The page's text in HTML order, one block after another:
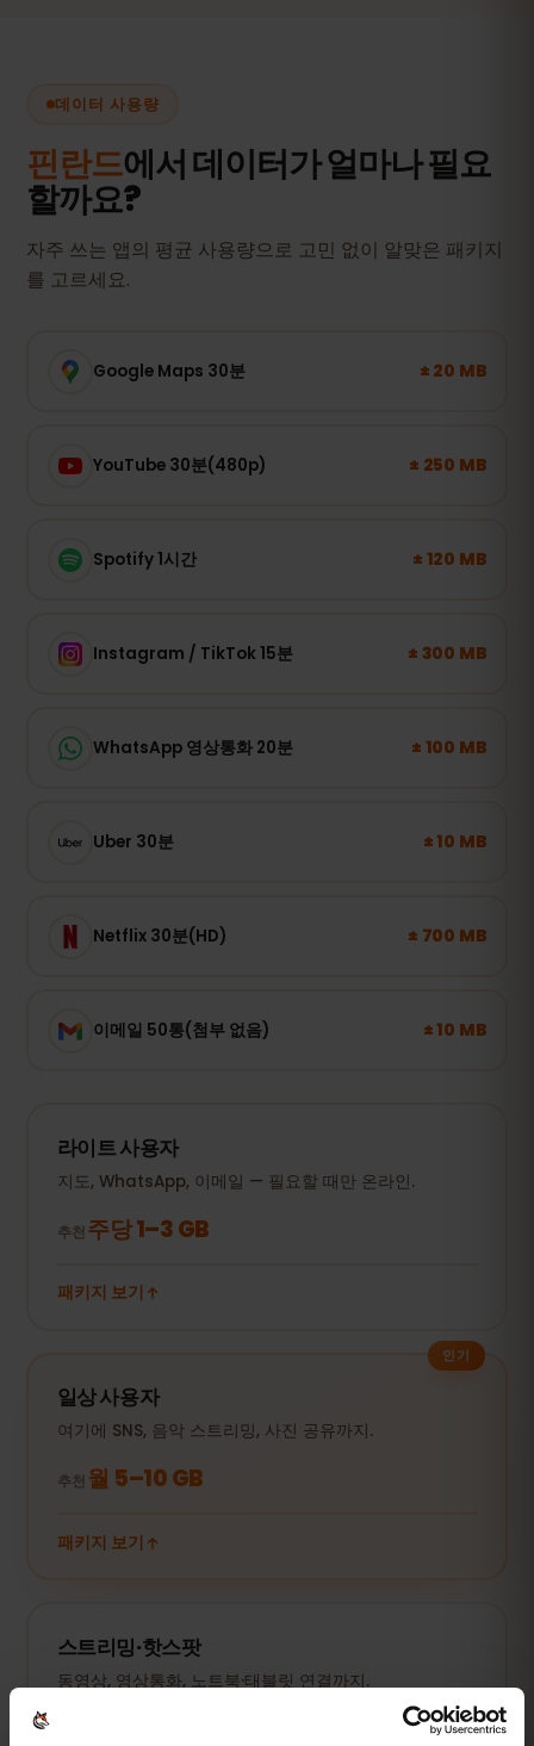
데이터 사용량
핀란드에서 데이터가 얼마나 필요
할까요?
자주 쓰는 앱의 평균 사용량으로 고민 없이 알맞은 패키지
를 고르세요.
Google Maps 30분 ± 20 MB
YouTube 30분(480p) ± 250 MB
Spotify 1시간 ± 120 MB
Instagram / TikTok 15분 ± 300 MB
WhatsApp 영상통화 20분 ± 100 MB
Uber 30분 ± 10 MB
Netflix 30분(HD) ± 700 MB
이메일 50통(첨부 없음) ± 10 MB
라이트 사용자
지도, WhatsApp, 이메일 — 필요할 때만 온라인.
추천 주당 1–3 GB
패키지 보기
인기
일상 사용자
여기에 SNS, 음악 스트리밍, 사진 공유까지.
추천 월 5–10 GB
패키지 보기
스트리밍·핫스팟
동영상, 영상통화, 노트북·태블릿 연결까지.